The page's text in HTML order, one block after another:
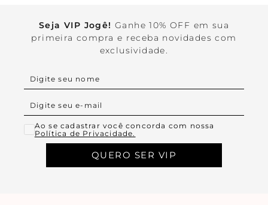
Seja VIP Jogê! Ganhe 10% OFF em sua
primeira compra e receba novidades com
exclusividade.
Ao se cadastrar você concorda com nossa
Política de Privacidade.
QUERO SER VIP